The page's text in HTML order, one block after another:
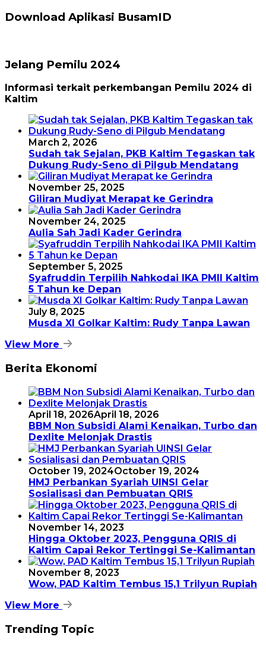
Download Aplikasi BusamID
Jelang Pemilu 2024
Informasi terkait perkembangan Pemilu 2024 di
Kaltim
March 2, 2026
Sudah tak Sejalan, PKB Kaltim Tegaskan tak
Dukung Rudy-Seno di Pilgub Mendatang
November 25, 2025
Giliran Mudiyat Merapat ke Gerindra
November 24, 2025
Aulia Sah Jadi Kader Gerindra
September 5, 2025
Syafruddin Terpilih Nahkodai IKA PMII Kaltim
5 Tahun ke Depan
July 8, 2025
Musda XI Golkar Kaltim: Rudy Tanpa Lawan
View More
Berita Ekonomi
April 18, 2026April 18, 2026
BBM Non Subsidi Alami Kenaikan, Turbo dan
Dexlite Melonjak Drastis
October 19, 2024October 19, 2024
HMJ Perbankan Syariah UINSI Gelar
Sosialisasi dan Pembuatan QRIS
November 14, 2023
Hingga Oktober 2023, Pengguna QRIS di
Kaltim Capai Rekor Tertinggi Se-Kalimantan
November 8, 2023
Wow, PAD Kaltim Tembus 15,1 Trilyun Rupiah
View More
Trending Topic